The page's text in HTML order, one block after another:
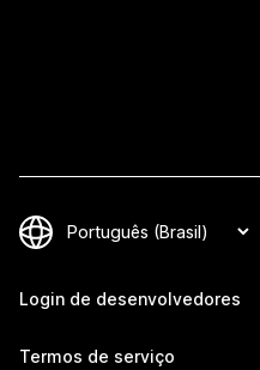
Login de desenvolvedores
Termos de serviço